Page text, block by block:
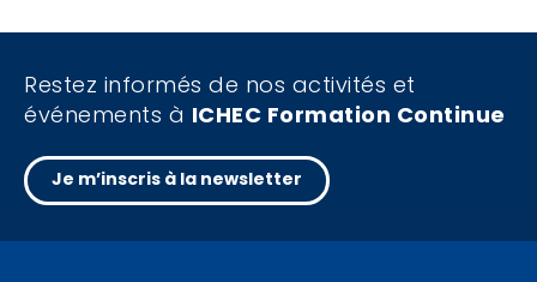
Restez informés de nos activités et
événements à ICHEC Formation Continue
Je m’inscris à la newsletter